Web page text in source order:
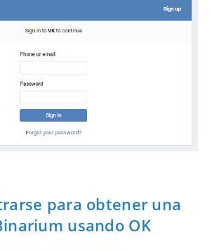
para obtener una
usando OK